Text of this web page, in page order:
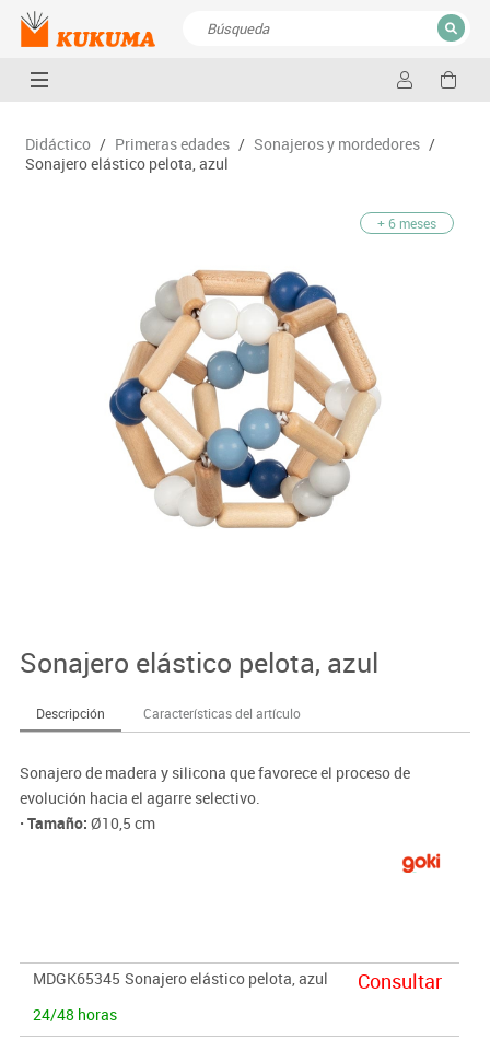
CERRAR
Didáctico / Primeras edades / Sonajeros y mordedores /
Sonajero elástico pelota, azul
+ 6 meses
Sonajero elástico pelota, azul
Descripción Características del artículo
Sonajero de madera y silicona que favorece el proceso de
evolución hacia el agarre selectivo.
· Tamaño: Ø10,5 cm
MDGK65345 Sonajero elástico pelota, azul
24/48 horas
Consultar